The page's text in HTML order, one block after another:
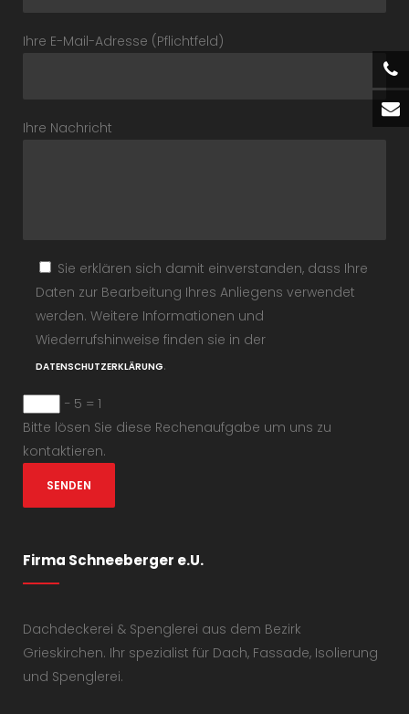
Ihre E-Mail-Adresse (Pflichtfeld)
Ihre Nachricht
Sie erklären sich damit einverstanden, dass Ihre
Daten zur Bearbeitung Ihres Anliegens verwendet
werden. Weitere Informationen und
Wiederrufshinweise finden sie in der
DATENSCHUTZERKLÄRUNG.
− 5 = 1
Bitte lösen Sie diese Rechenaufgabe um uns zu
kontaktieren.
Firma Schneeberger e.U.
Dachdeckerei & Spenglerei aus dem Bezirk
Grieskirchen. Ihr spezialist für Dach, Fassade, Isolierung
und Spenglerei.